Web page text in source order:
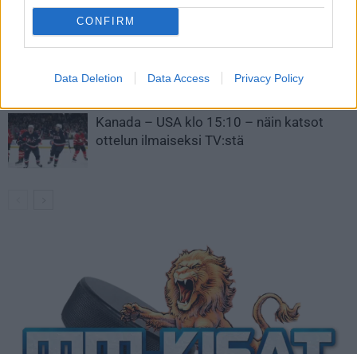
CONFIRM
Data Deletion Data Access Privacy Policy
kaukaloon
Venäläisveskari sekosi Suomen 2.
50 jäähyminuuttia
Kanada – USA klo 15:10 – näin katsot
ottelun ilmaiseksi TV:stä